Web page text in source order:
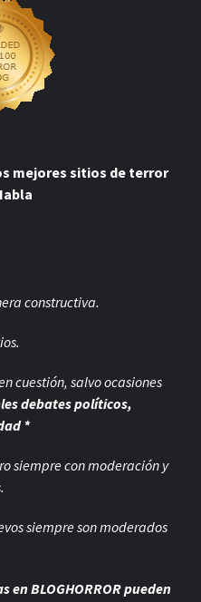
mejores sitios de terror
constructiva.
cuestión, salvo ocasiones
debates políticos,
*
siempre conmoderación y
siempre son moderados
en BLOGHORROR pueden